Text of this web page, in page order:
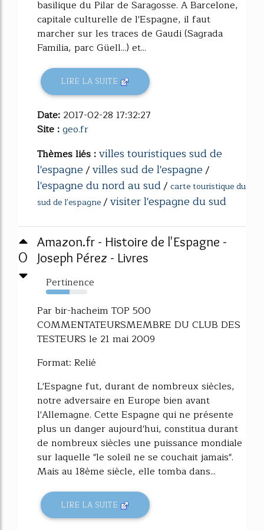
basilique du Pilar de Saragosse. A Barcelone,
capitale culturelle de l'Espagne, il faut
marcher sur les traces de Gaudi (Sagrada
Familia, parc Güell...) et...
LIRE LA SUITE
Date: 2017-02-28 17:32:27
Site :geo.fr
Thèmes liés :villes touristiques sud de
l'espagne/villes sud de l'espagne/
l'espagne du nord au sud/ carte touristique du
sud de l'espagne/visiter l'espagne du sud
0
Amazon.fr - Histoire de l'Espagne -
Joseph Pérez - Livres
Pertinence
57%
Par bir-hacheim TOP 500
COMMENTATEURSMEMBRE DU CLUB DES
TESTEURS le 21 mai 2009
Format: Relié
L'Espagne fut, durant de nombreux siècles,
notre adversaire en Europe bien avant
l'Allemagne. Cette Espagne qui ne présente
plus un danger aujourd'hui, constitua durant
de nombreux siècles une puissance mondiale
sur laquelle "le soleil ne se couchait jamais".
Mais au 18ème siècle, elle tomba dans...
LIRE LA SUITE